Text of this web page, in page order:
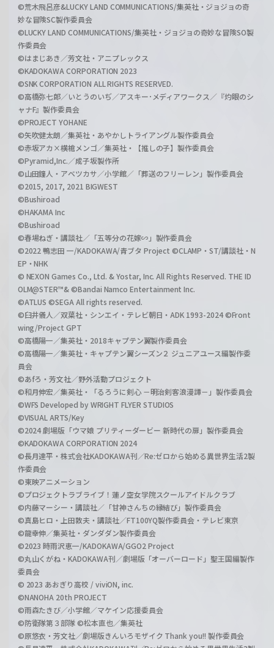
©荒木飛呂彦&LUCKY LAND COMMUNICATIONS/集英社・ジョジョの奇
妙な冒険SC製作委員会
©LUCKY LAND COMMUNICATIONS/集英社・ジョジョの奇妙な冒険SO製
作委員会
©はまじあき／芳文社・アニプレックス
©KADOKAWA CORPORATION 2023
©SNK CORPORATION ALL RIGHTS RESERVED.
©高橋弥七郎／いとうのいぢ／アスキー･メディアワークス／『灼眼のシ
ャナF』製作委員会
©PROJECT YOHANE
©矢吹健太朗／集英社・あやかしトライアングル製作委員会
©赤坂アカ×横槍メンゴ／集英社・【推しの子】製作委員会
©Pyramid,Inc.／成子坂製作所
©山田鐘人・アベツカサ／小学館／「葬送のフリーレン」製作委員会
©2015, 2017, 2021 BIGWEST
©Bushiroad
©HAKAMA Inc
©Bushiroad
©春場ねぎ・講談社／「五等分の花嫁∽」製作委員会
©2022 鴨志田 一/KADOKAWA/青ブタ Project ©CLAMP・ST/講談社・N
EP・NHK
© NEXON Games Co., Ltd. & Yostar, Inc. All Rights Reserved. THE ID
OLM@STER™& ©Bandai Namco Entertainment Inc.
©ATLUS ©SEGA All rights reserved.
©臼井儀人／双葉社・シンエイ・テレビ朝日・ADK 1993-2024 ©Front
wing/Project GPT
©高橋陽一／集英社・2018キャプテン翼製作委員会
©高橋陽一／集英社・キャプテン翼シーズン２ ジュニアユース編製作委
員会
©あfろ・芳文社／野外活動プロジェクト
©和月伸宏／集英社・「るろうに剣心 －明治剣客浪漫譚－」製作委員会
©WFS Developed by WRIGHT FLYER STUDIOS
©VISUAL ARTS/Key
©2024 劇場版「ウマ娘 プリティーダービー 新時代の扉」製作委員会
©KADOKAWA CORPORATION 2024
©長月達平・株式会社KADOKAWA刊／Re:ゼロから始める異世界生活2製
作委員会
©東映アニメーション
©プロジェクトラブライブ！蓮ノ空女学院スクールアイドルクラブ
©内藤マーシー・講談社／「甘神さんちの縁結び」製作委員会
©真島ヒロ・上田敦夫・講談社／FT100YQ製作委員会・テレビ東京
©龍幸伸／集英社・ダンダダン製作委員会
©2023 時雨沢恵一/KADOKAWA/GGO2 Project
©丸山くがね・KADOKAWA刊／劇場版「オーバーロード」聖王国編製作
委員会
© 2023 あおぎり高校 / viviON, inc.
©NANOHA 20th PROJECT
©雨森たきび／小学館／マケイン応援委員会
©防衛隊第３部隊 ©松本直也／集英社
©原悠衣・芳文社／劇場版きんいろモザイク Thank you!! 製作委員会